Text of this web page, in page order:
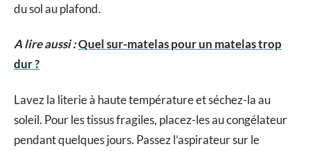
du sol au plafond.
A lire aussi :Quel sur-matelas pour un matelas trop
dur ?
Lavez la literie à haute température et séchez-la au
soleil. Pour les tissus fragiles, placez-les au congélateur
pendant quelques jours. Passez l’aspirateur sur le